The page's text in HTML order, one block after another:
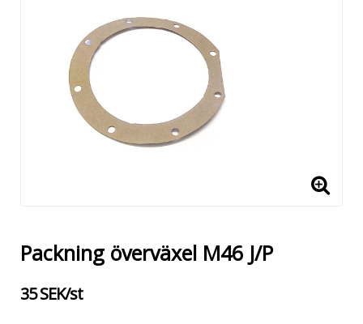
Packning överväxel M46 J/P
35 SEK/st